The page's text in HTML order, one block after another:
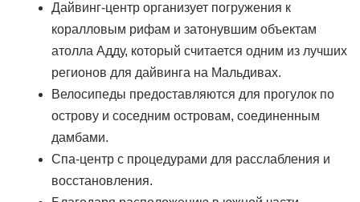
Дайвинг-центр организует погружения к
коралловым рифам и затонувшим объектам
атолла Адду, который считается одним из лучших
регионов для дайвинга на Мальдивах.
Велосипеды предоставляются для прогулок по
острову и соседним островам, соединенным
дамбами.
Спа-центр с процедурами для расслабления и
восстановления.